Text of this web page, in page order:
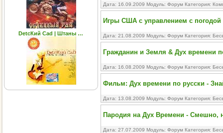
DetсКий Саd | Штаны …
Дата: 16.09.2009 Модуль: Форум Категория:
Игры США с управлением с
Дата: 21.08.2009 Модуль: Форум Категория:
Гражданин и Земля & Дух времени
Дата: 16.08.2009 Модуль: Форум Категория:
Фильм: Дух времени по русски -
Дата: 13.08.2009 Модуль: Форум Категория:
Пародия на Дух Времени - Смешно,
Дата: 27.07.2009 Модуль: Форум Категория: